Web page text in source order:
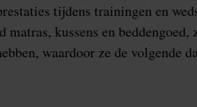
tijdens trainingen en
kussens en beddengoed,
waardoor ze de volgende